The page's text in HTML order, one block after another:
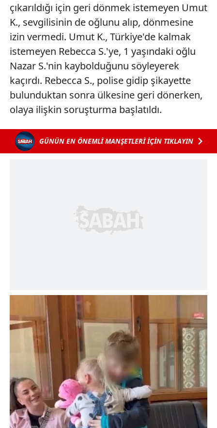
çıkarıldığı için geri dönmek istemeyen Umut
K., sevgilisinin de oğlunu alıp, dönmesine
izin vermedi. Umut K., Türkiye'de kalmak
istemeyen Rebecca S.'ye, 1 yaşındaki oğlu
Nazar S.'nin kaybolduğunu söyleyerek
kaçırdı. Rebecca S., polise gidip şikayette
bulunduktan sonra ülkesine geri dönerken,
olaya ilişkin soruşturma başlatıldı.
GÜNÜN EN ÖNEMLİ MANŞETLERİ İÇİN TIKLAYIN